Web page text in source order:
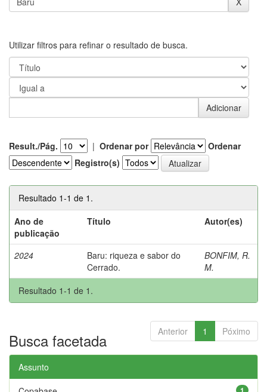
Utilizar filtros para refinar o resultado de busca.
Result./Pág. | Ordenar por
Ordenar
Registro(s)
Resultado 1-1 de 1.
Ano de
publicação
Título Autor(es)
2024
Baru: riqueza e sabor do
Cerrado.
BONFIM, R.
M.
Resultado 1-1 de 1.
Anterior 1 Póximo
Busca facetada
Assunto